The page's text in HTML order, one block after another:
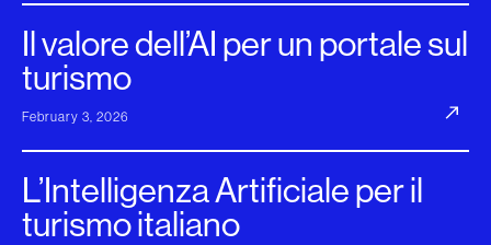
Il valore dell’AI per un portale sul
turismo
February 3, 2026
L’Intelligenza Artificiale per il
turismo italiano